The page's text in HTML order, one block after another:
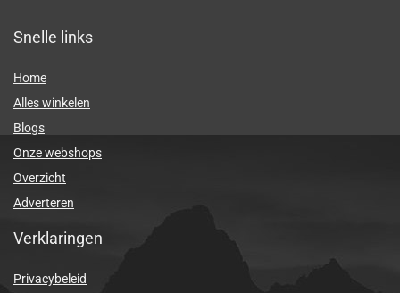
Snelle links
Home
Alles winkelen
Blogs
Onze webshops
Overzicht
Adverteren
Verklaringen
Privacybeleid